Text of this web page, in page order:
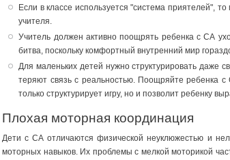
Если в классе используется "система приятелей",
учителя.
Учитель должен активно поощрять ребенка с СА
битва, поскольку комфортный внутренний мир
Для маленьких детей нужно структурировать даже
теряют связь с реальностью. Поощряйте ребенка
только структурирует игру, но и позволит ребенку
Плохая моторная координация
Дети с СА отличаются физической неуклюжестью и
моторных навыков. Их проблемы с мелкой моторикой